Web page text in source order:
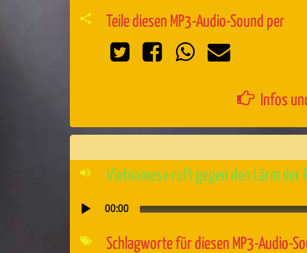
Teile diesen MP3-Audio-Sound per
Infos
Vietnamese ruft gegen den Lärm der
Audio-
Player
00:00
Schlagworte für diesen MP3-Audio-